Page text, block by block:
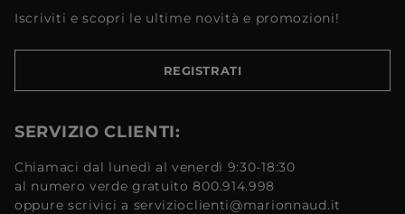
Iscriviti e scopri le ultime novità e promozioni!
REGISTRATI
SERVIZIO CLIENTI:
Chiamaci dal lunedì al venerdì 9:30-18:30
al numero verde gratuito 800.914.998
oppure scrivici a servizioclienti@marionnaud.it